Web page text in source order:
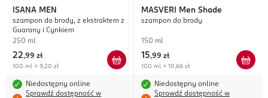
ISANA MEN
szampon do brody, z ekstraktem z
Guarany i Cynkiem
250 ml
22,99 zł
100 ml = 9,20 zł
Niedostępny online
Sprawdź dostępność w
MASVERI Men Shade
szampon do brody
150 ml
15,99 zł
100 ml = 10,66 zł
Niedostępny online
Sprawdź dostępność w